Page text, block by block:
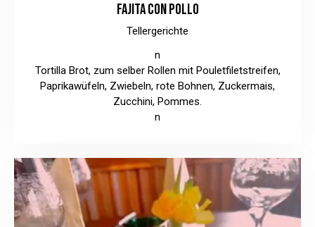
FAJITA CON POLLO
Tellergerichte
n
Tortilla Brot, zum selber Rollen mit Pouletfiletstreifen,
Paprikawüfeln, Zwiebeln, rote Bohnen, Zuckermais,
Zucchini, Pommes.
n